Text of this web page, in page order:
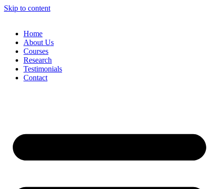
Skip to content
Home
About Us
Courses
Research
Testimonials
Contact